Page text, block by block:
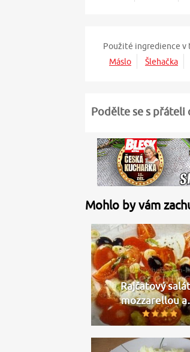
Použité ingredience
Máslo
Šlehačka
Podělte se s přáteli
Mohlo by vám
Rajčatový
mozzarellou